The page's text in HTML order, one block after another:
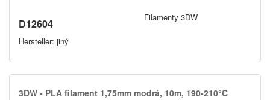
D12604
Hersteller: jiný
Filamenty 3DW
3DW -​ PLA filament 1,​75mm modrá,​ 10m,​ 190-210°C